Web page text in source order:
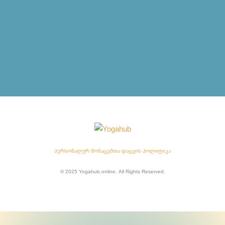
პერსონალურ მონაცემთა დაცვის პოლიტიკა
© 2025 Yogahub.online. All Rights Reserved.